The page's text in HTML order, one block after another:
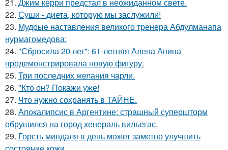
22. Суши - диета, которую мы заслужили!
23. Мудрые наставления великого тренера Абдулманапа
нурмагомедова:
24. "Сбросила 20 лет": 61-летняя Алена Апина
продемонстрировала новую фигуру.
25. Три последних желания чарли.
26. "Кто он? Покажи уже!
27. Что нужно сохранять в ТАЙНЕ.
28. Апокалипсис в Аргентине: страшный супершторм
обрушился на город хенераль вильегас.
29. Горсть миндаля в день может заметно улучшить